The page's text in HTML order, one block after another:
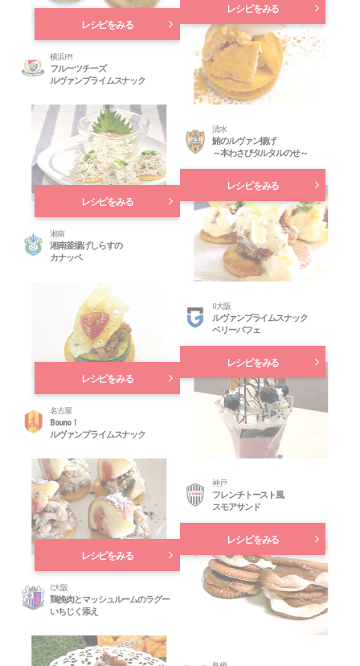
横浜FM
フルーツチーズ
ルヴァンプライムスナック
レシピをみる
レシピをみる
湘南
湘南釜揚げしらすの
カナッペ
レシピをみる
清水
鮪のルヴァン揚げ
～本わさびタルタルのせ～
レシピをみる
名古屋
Bouno！
ルヴァンプライムスナック
レシピをみる
G大阪
ルヴァンプライムスナック
ベリーパフェ
レシピをみる
C大阪
鶏挽肉とマッシュルームのラグー
いちじく添え
レシピをみる
神戸
フレンチトースト風
スモアサンド
レシピをみる